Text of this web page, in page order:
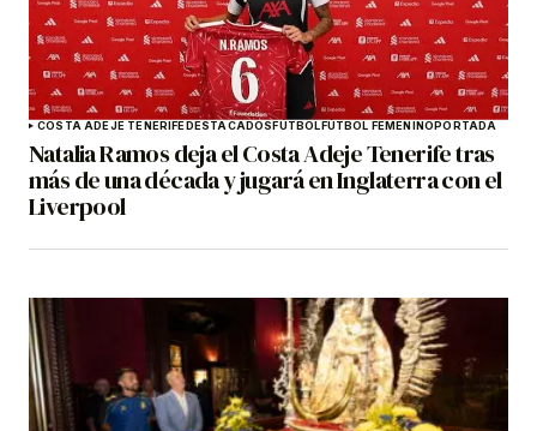
COSTA ADEJE TENERIFEDESTACADOSFÚTBOLFÚTBOL FEMENINOPORTADA
Natalia Ramos deja el Costa Adeje Tenerife tras
más de una década y jugará en Inglaterra con el
Liverpool